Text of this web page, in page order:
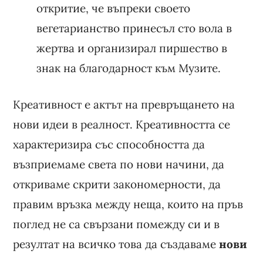
откритие, че въпреки своето
вегетарианство принесъл сто вола в
жертва и организирал пиршество в
знак на благодарност към Музите.
Креативност е актът на превръщането на
нови идеи в реалност. Креативността се
характеризира със способността да
възприемаме света по нови начини, да
откриваме скрити закономерности, да
правим връзка между неща, които на пръв
поглед не са свързани помежду си и в
резултат на всичко това да създаваменови